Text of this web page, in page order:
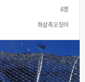
6명
화살촉오징어